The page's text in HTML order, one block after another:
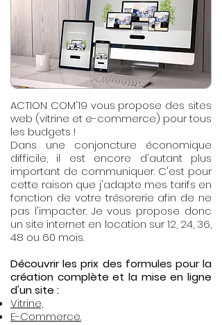
ACTION COM'19 vous propose des sites
web (vitrine et e-commerce) pour tous
les budgets !
Dans une conjoncture économique
difficile, il est encore d'autant plus
important de communiquer. C'est pour
cette raison que j'adapte mes tarifs en
fonction de votre trésorerie afin de ne
pas l'impacter. Je vous propose donc
un site internet en location sur 12, 24, 36,
48 ou 60 mois.
Découvrir les prix des formules pour la
création complète et la mise en ligne
d'un site :
Vitrine,
E-Commerce.